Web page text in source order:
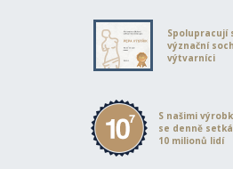
Spolupracují
význační
výtvarníci
S našimi
se denně
10 milionů lidí